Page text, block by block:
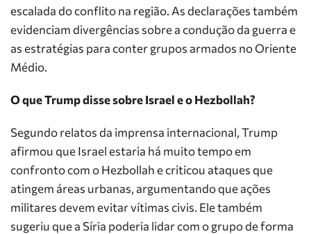
escalada do conflito na região. As declarações também
evidenciam divergências sobre a condução da guerra e
as estratégias para conter grupos armados no Oriente
Médio.
O que Trump disse sobre Israel e o Hezbollah?
Segundo relatos da imprensa internacional, Trump
afirmou que Israel estaria há muito tempo em
confronto com o Hezbollah e criticou ataques que
atingem áreas urbanas, argumentando que ações
militares devem evitar vítimas civis. Ele também
sugeriu que a Síria poderia lidar com o grupo de forma